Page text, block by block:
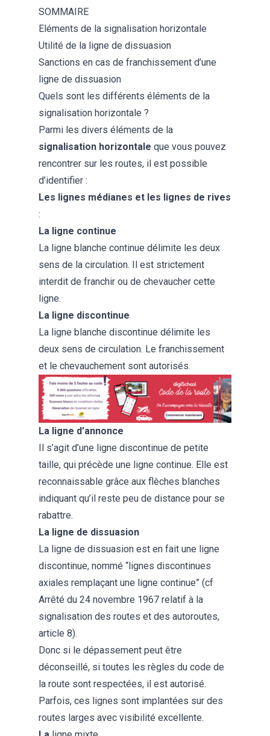
SOMMAIRE
Eléments de la signalisation horizontale
Utilité de la ligne de dissuasion
Sanctions en cas de franchissement d’une
ligne de dissuasion
Quels sont les différents éléments de la
signalisation horizontale ?
Parmi les divers éléments de la
signalisation horizontale que vous pouvez
rencontrer sur les routes, il est possible
d’identifier :
Les lignes médianes et les lignes de rives
:
La ligne continue
La ligne blanche continue délimite les deux
sens de la circulation. Il est strictement
interdit de franchir ou de chevaucher cette
ligne.
La ligne discontinue
La ligne blanche discontinue délimite les
deux sens de circulation. Le franchissement
et le chevauchement sont autorisés.
La ligne d’annonce
Il s’agit d’une ligne discontinue de petite
taille, qui précède une ligne continue. Elle est
reconnaissable grâce aux flèches blanches
indiquant qu’il reste peu de distance pour se
rabattre.
La ligne de dissuasion
La ligne de dissuasion est en fait une ligne
discontinue, nommé “lignes discontinues
axiales remplaçant une ligne continue” (cf
Arrêté du 24 novembre 1967 relatif à la
signalisation des routes et des autoroutes,
article 8).
Donc si le dépassement peut être
déconseillé, si toutes les règles du code de
la route sont respectées, il est autorisé.
Parfois, ces lignes sont implantées sur des
routes larges avec visibilité excellente.